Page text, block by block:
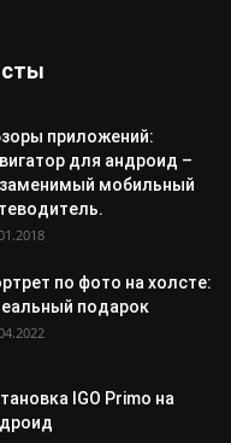
приложений:
для андроид –
мобильный
по фото на холсте:
подарок
IGO Primo на